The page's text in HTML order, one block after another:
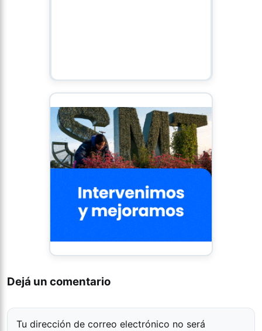
Dejá un comentario
Tu dirección de correo electrónico no será